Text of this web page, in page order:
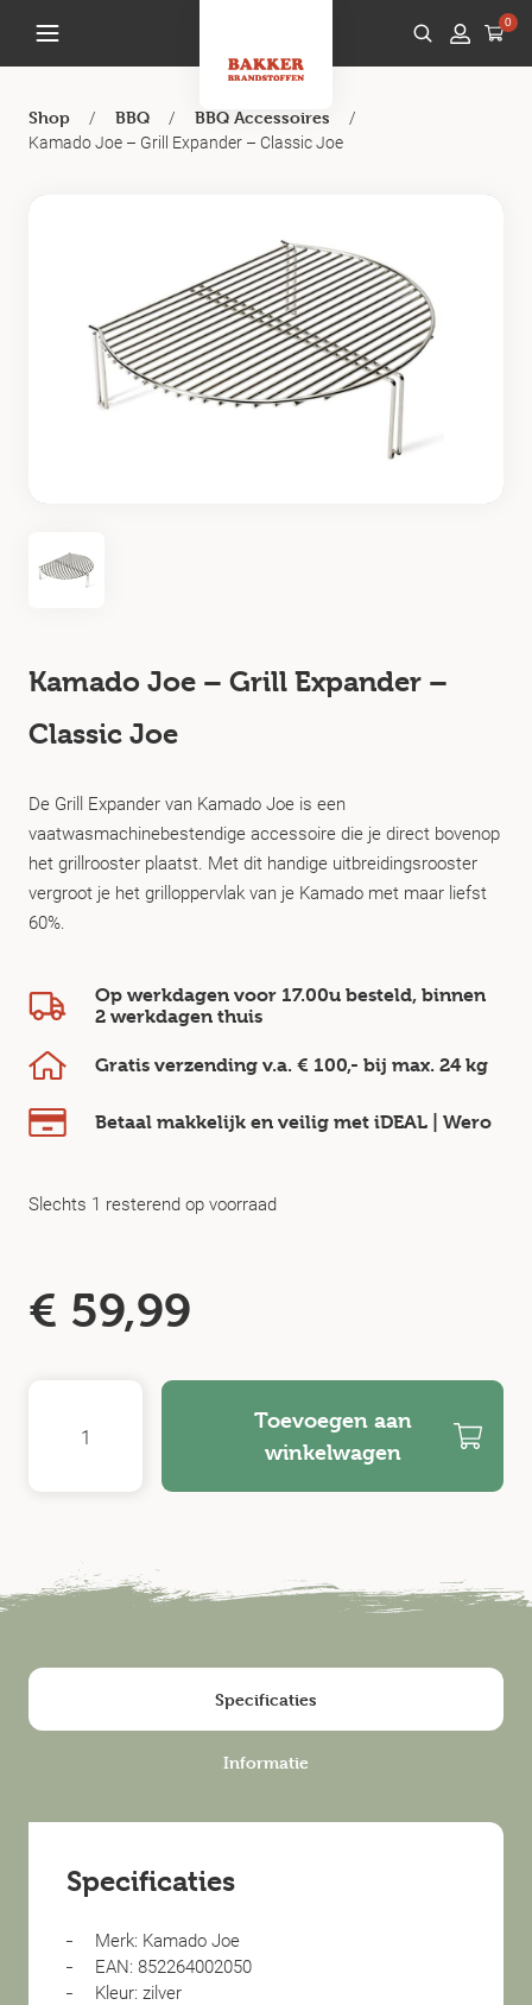
0
Shop / BBQ / BBQ Accessoires
/
Kamado Joe – Grill Expander – Classic Joe
Kamado Joe – Grill Expander –
Classic Joe
De Grill Expander van Kamado Joe is een
vaatwasmachinebestendige accessoire die je direct bovenop
het grillrooster plaatst. Met dit handige uitbreidingsrooster
vergroot je het grilloppervlak van je Kamado met maar liefst
60%.
Op werkdagen voor 17.00u besteld, binnen
2 werkdagen thuis
Gratis verzending v.a. € 100,- bij max. 24 kg
Betaal makkelijk en veilig met iDEAL | Wero
Slechts 1 resterend op voorraad
€ 59,99
Toevoegen aan
winkelwagen
Specificaties
Informatie
Specificaties
Merk: Kamado Joe
EAN: 852264002050
Kleur: zilver